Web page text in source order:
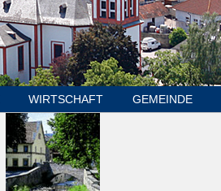
WIRTSCHAFT GEMEINDE